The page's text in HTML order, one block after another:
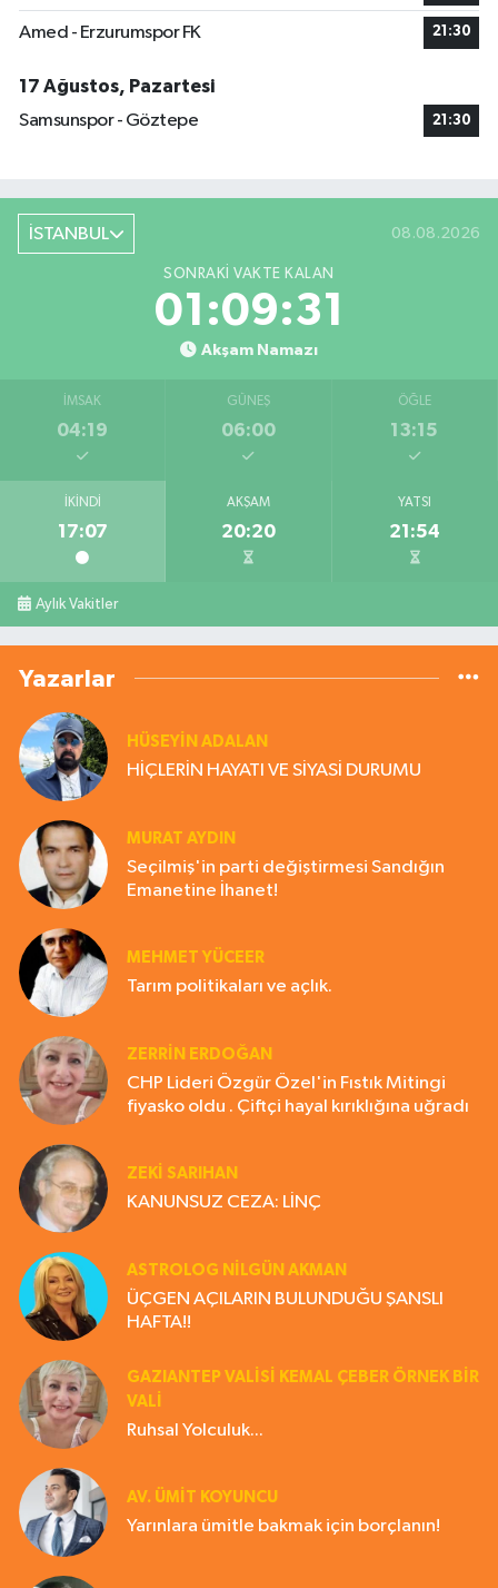
Amed - Erzurumspor FK 21:30
17 Ağustos, Pazartesi
Samsunspor - Göztepe
21:30
İSTANBUL 08.08.2026
SONRAKI VAKTE KALAN
01:09:31
Akşam Namazı
İMSAK
04:19
GÜNEŞ
06:00
ÖĞLE
13:15
İKINDI
17:07
AKŞAM
20:20
YATSI
21:54
Aylık Vakitler
Yazarlar
HÜSEYIN ADALAN
HİÇLERİN HAYATI VE SİYASİ DURUMU
MURAT AYDIN
Seçilmiş'in parti değiştirmesi Sandığın
Emanetine İhanet!
MEHMET YÜCEER
Tarım politikaları ve açlık.
ZERRIN ERDOĞAN
CHP Lideri Özgür Özel'in Fıstık Mitingi
fiyasko oldu . Çiftçi hayal kırıklığına uğradı
ZEKI SARIHAN
KANUNSUZ CEZA: LİNÇ
ASTROLOG NILGÜN AKMAN
ÜÇGEN AÇILARIN BULUNDUĞU ŞANSLI
HAFTA!!
GAZIANTEP VALISI KEMAL ÇEBER ÖRNEK BİR
VALİ
Ruhsal Yolculuk...
AV. ÜMIT KOYUNCU
Yarınlara ümitle bakmak için borçlanın!